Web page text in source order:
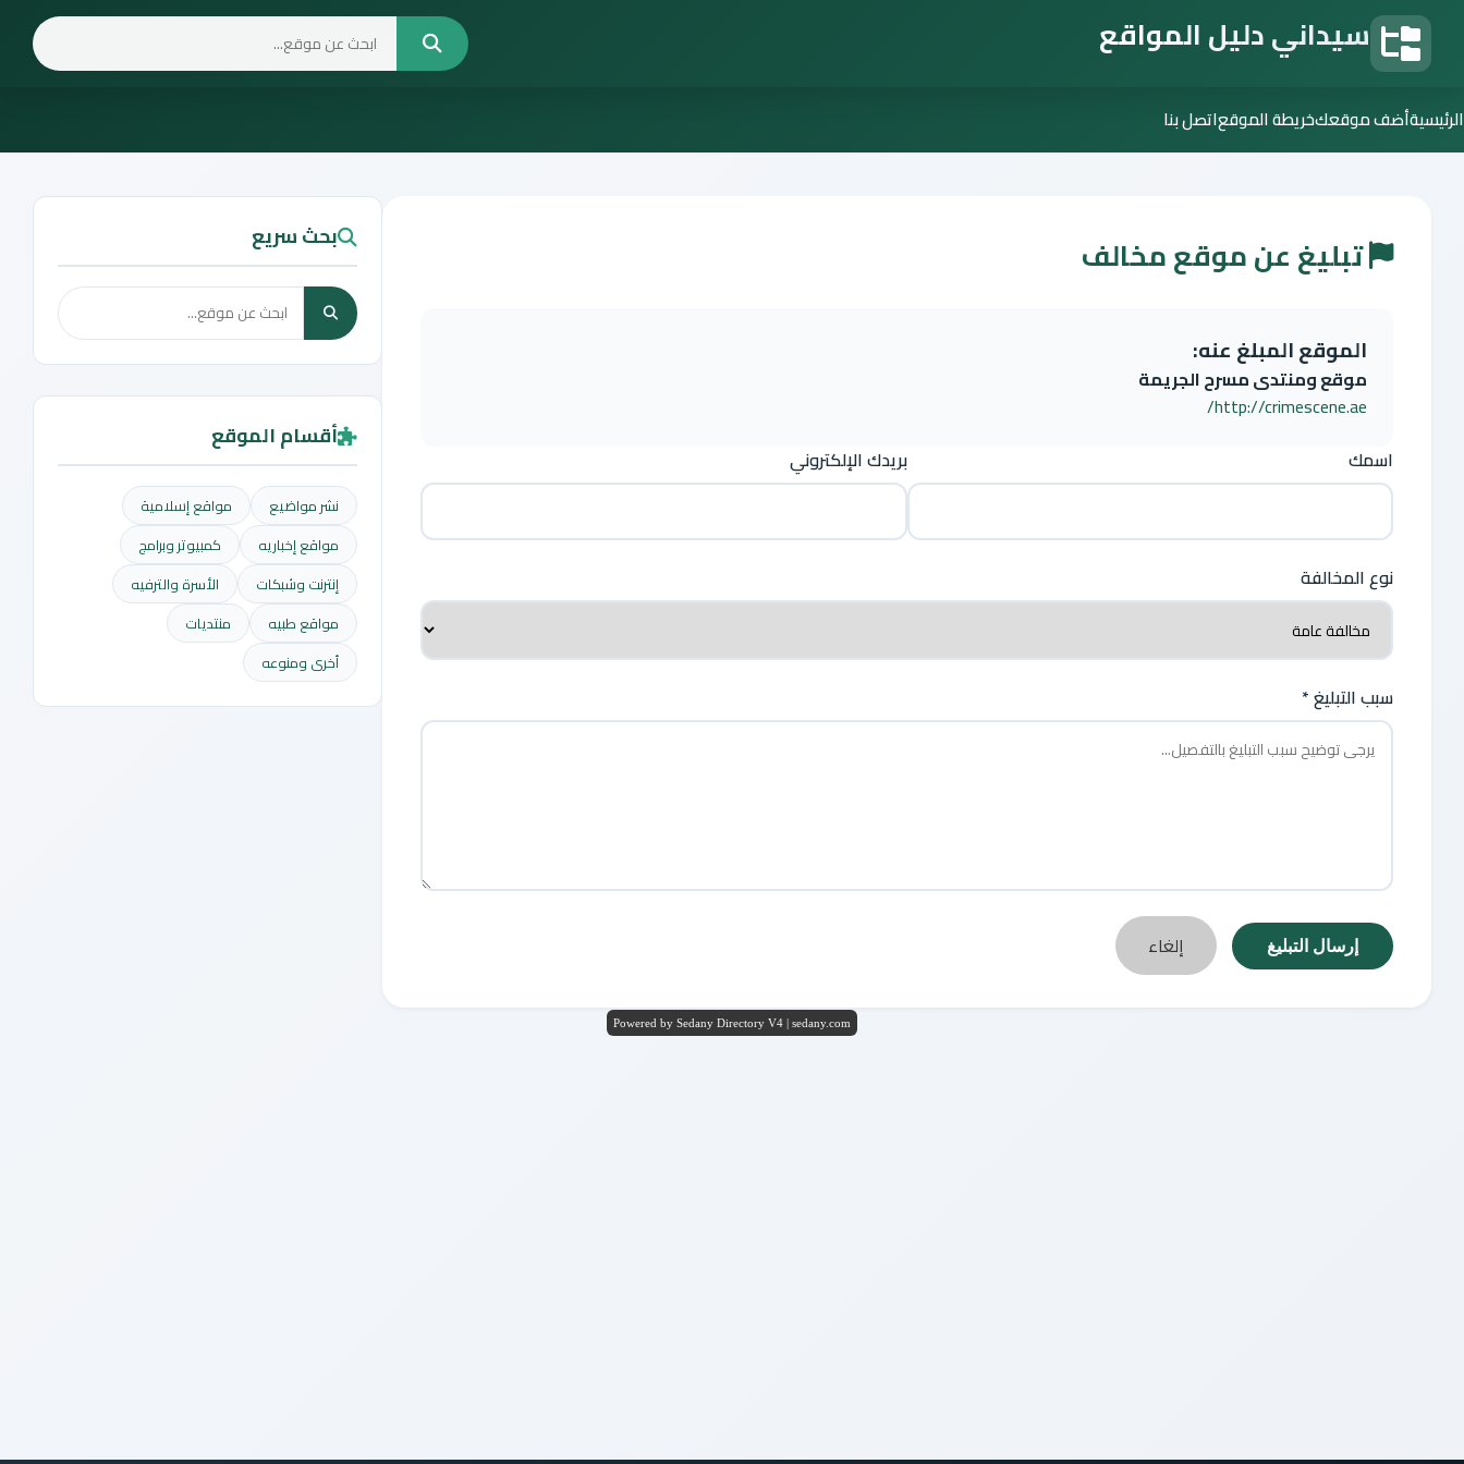
سيداني دليل المواقع
الرئيسيةأضف موقعكخريطة الموقعاتصل بنا
تبليغ عن موقع مخالف
الموقع المبلغ عنه:
موقع ومنتدى مسرح الجريمة
http://crimescene.ae/
اسمك
بريدك الإلكتروني
نوع المخالفة
سبب التبليغ *
إرسال التبليغ إلغاء
بحث سريع
أقسام الموقع
نشر مواضيع
مواقع إسلامية
مواقع إخباريه
كمبيوتر وبرامج
إنترنت وشبكات
الأسرة والترفيه
مواقع طبيه
منتديات
أخرى ومنوعه
Powered by Sedany Directory V4 | sedany.com